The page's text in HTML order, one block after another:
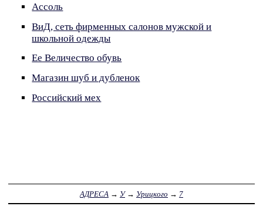
Ассоль
ВиД, сеть фирменных салонов мужской и
школьной одежды
Ее Величество обувь
Магазин шуб и дубленок
Российский мех
АДРЕСА → У→ Урицкого → 7